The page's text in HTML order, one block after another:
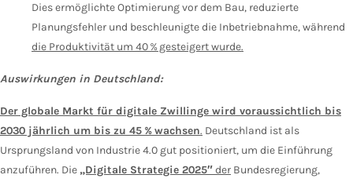
Dies ermöglichte Optimierung vor dem Bau, reduzierte
Planungsfehler und beschleunigte die Inbetriebnahme, während
die Produktivität um 40 % gesteigert wurde.
Auswirkungen in Deutschland:
Der globale Markt für digitale Zwillinge wird voraussichtlich bis
2030 jährlich um bis zu 45 % wachsen. Deutschland ist als
Ursprungsland von Industrie 4.0 gut positioniert, um die Einführung
anzuführen. Die „Digitale Strategie 2025″der Bundesregierung,